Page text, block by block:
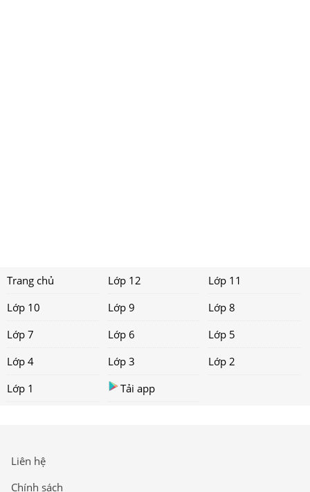
Trang chủ Lớp 12
Lớp 11
Lớp 10
Lớp 9
Lớp 8
Lớp 7
Lớp 6
Lớp 5
Lớp 4
Lớp 3
Lớp 2
Lớp 1
Tải app
Liên hệ
Chính sách